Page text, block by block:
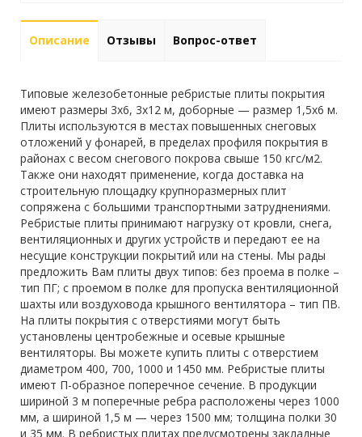
Описание Отзывы Вопрос-ответ
Типовые железобетонные ребристые плиты покрытия
имеют размеры 3х6, 3х12 м, доборные — размер 1,5х6 м.
Плиты используются в местах повышенных снеговых
отложений у фонарей, в пределах профиля покрытия в
районах с весом снегового покрова свыше 150 кгс/м2.
Также они находят применение, когда доставка на
строительную площадку крупноразмерных плит
сопряжена с большими транспортными затруднениями.
Ребристые плиты принимают нагрузку от кровли, снега,
вентиляционных и других устройств и передают ее на
несущие конструкции покрытий или на стены. Мы рады
предложить Вам плиты двух типов: без проема в полке –
тип ПГ; с проемом в полке для пропуска вентиляционной
шахты или воздуховода крышного вентилятора – тип ПВ.
На плиты покрытия с отверстиями могут быть
установлены центробежные и осевые крышные
вентиляторы. Вы можете купить плиты с отверстием
диаметром 400, 700, 1000 и 1450 мм. Ребристые плиты
имеют П-образное поперечное сечение. В продукции
шириной 3 м поперечные ребра расположены через 1000
мм, а шириной 1,5 м — через 1500 мм; толщина полки 30
и 35 мм. В ребристых плитах предусмотрены закладные